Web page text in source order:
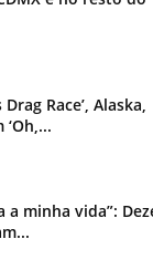
Race’, Alaska,
a minha vida”: